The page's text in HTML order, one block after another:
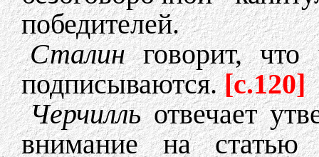
победителей.
Сталинговорит, что
подписываются.[c.120]
Черчилльотвечает
внимание на статью